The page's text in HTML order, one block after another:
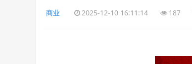
商业 2025-12-10 16:11:14 187